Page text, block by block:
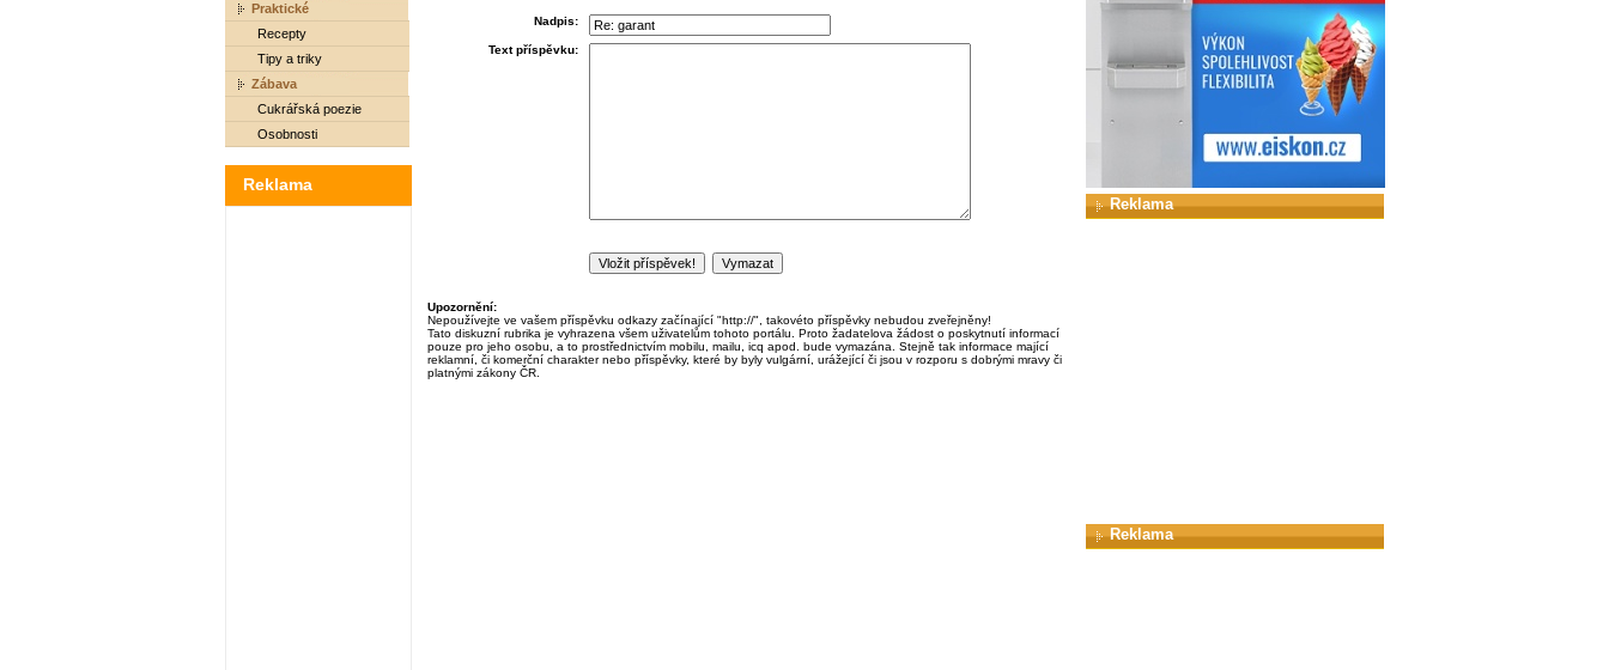
Praktické
Recepty
Tipy a triky
Zábava
Cukrářská poezie
Osobnosti
Reklama
Nadpis:
Text příspěvku:
Upozornění:
Nepoužívejte ve vašem příspěvku odkazy začínající "http://", takovéto příspěvky nebudou zveřejněny!
Tato diskuzní rubrika je vyhrazena všem uživatelům tohoto portálu. Proto žadatelova žádost o poskytnutí informací
pouze pro jeho osobu, a to prostřednictvím mobilu, mailu, icq apod. bude vymazána. Stejně tak informace mající
reklamní, či komerční charakter nebo příspěvky, které by byly vulgární, urážející či jsou v rozporu s dobrými mravy či
platnými zákony ČR.
Reklama
Reklama